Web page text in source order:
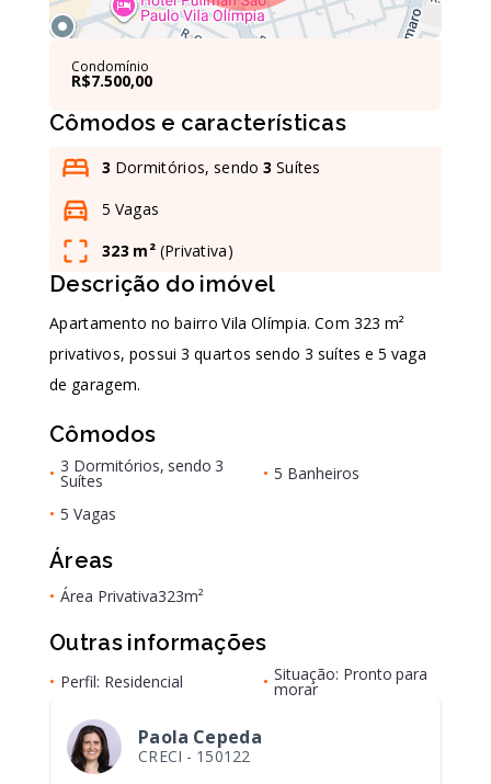
Condomínio
R$7.500,00
Cômodos e características
3 Dormitórios, sendo3 Suítes
5 Vagas
323 m² (Privativa)
Descrição do imóvel
Apartamento no bairro Vila Olímpia. Com 323 m²
privativos, possui 3 quartos sendo 3 suítes e 5 vaga
de garagem.
Cômodos
• 3 Dormitórios, sendo 3
Suítes • 5 Banheiros
• 5 Vagas
Áreas
• Área Privativa323m²
Outras informações
• Perfil: Residencial • Situação: Pronto para
morar
Paola Cepeda
CRECI - 150122